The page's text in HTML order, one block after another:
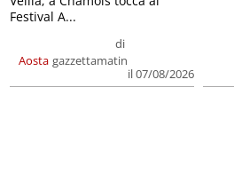
Aosta
di
gazzettamatin
il 07/08/2026
Festival A...